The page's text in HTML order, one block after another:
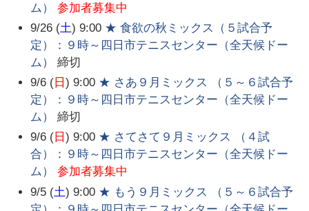
ム）
参加者募集中
9/26 (土) 9:00 ★ 食欲の秋ミックス（５試合予
定）：９時～四日市テニスセンター（全天候ドー
ム）
締切
9/6 ( 日) 9:00 ★ さあ９月ミックス （５～６試合予
定）：９時～四日市テニスセンター（全天候ドー
ム）
締切
9/6 ( 日) 9:00 ★ さてさて９月ミックス （４試
合）：９時～四日市テニスセンター（全天候ドー
ム）
参加者募集中
9/5 (土) 9:00 ★ もう９月ミックス （５～６試合予